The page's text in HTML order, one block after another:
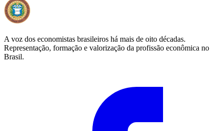
A voz dos economistas brasileiros há mais de oito décadas.
Representação, formação e valorização da profissão econômica no
Brasil.